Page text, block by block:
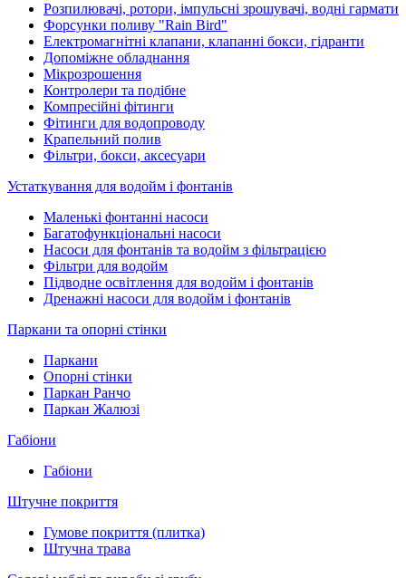
Розпилювачі, ротори, імпульсні зрошувачі, водні гармати
Форсунки поливу "Rain Bird"
Електромагнітні клапани, клапанні бокси, гідранти
Допоміжне обладнання
Мікрозрошення
Контролери та подібне
Компресійні фітинги
Фітинги для водопроводу
Крапельний полив
Фільтри, бокси, аксесуари
Устаткування для водойм і фонтанів
Маленькі фонтанні насоси
Багатофункціональні насоси
Насоси для фонтанів та водойм з фільтрацією
Фільтри для водойм
Підводне освітлення для водойм і фонтанів
Дренажні насоси для водойм і фонтанів
Паркани та опорні стінки
Паркани
Опорні стінки
Паркан Ранчо
Паркан Жалюзі
Габіони
Габіони
Штучне покриття
Гумове покриття (плитка)
Штучна трава